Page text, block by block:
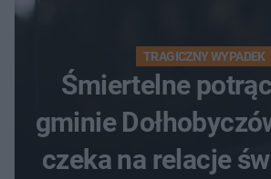
TRAGICZNY WYPADEK
Śmiertelne
gminie
czeka na relacje